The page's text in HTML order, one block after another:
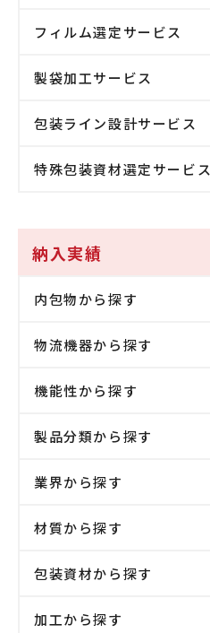
フィルム選定サービス
製袋加工サービス
包装ライン設計サービス
特殊包装資材選定サービス
納入実績
内包物から探す
物流機器から探す
機能性から探す
製品分類から探す
業界から探す
材質から探す
包装資材から探す
加工から探す